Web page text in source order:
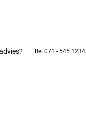
Bel 071 - 545 1234